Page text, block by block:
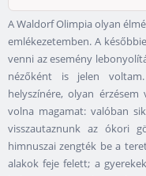
A Waldorf Olimpia olyan
emlékezetemben. A
venni az esemény
nézőként is jelen
helyszínére, olyan
volna magamat: valóban
visszautaznunk az ókori
himnuszai zengték be a
alakok feje felett; a